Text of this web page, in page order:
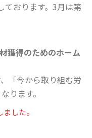
ております。3月は第
得のためのホーム
「今から取り組む労
ります。
した。